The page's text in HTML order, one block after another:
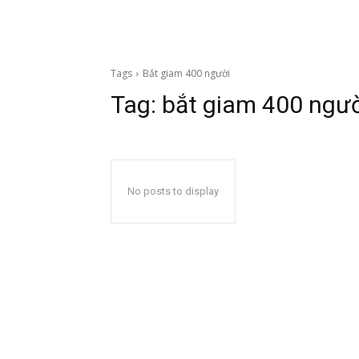
Tags Bắt giam 400 người
Tag: bắt giam 400
No posts to display